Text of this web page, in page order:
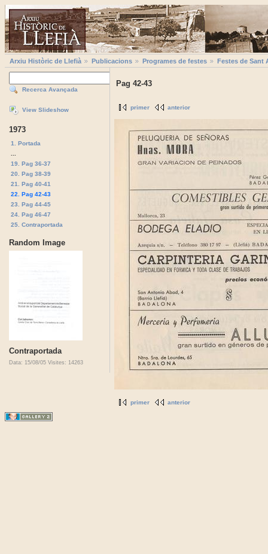
Arxiu Històric de Llefià Publicacions Programes de festes Festes de Sant
Recerca Avançada
View Slideshow
1973
1. Portada
19. Pag 36-37
20. Pag 38-39
21. Pag 40-41
22. Pag 42-43
23. Pag 44-45
24. Pag 46-47
25. Contraportada
Random Image
Contraportada
Data: 15/08/05 Visites: 14263
Pag 42-43
primer anterior
primer anterior